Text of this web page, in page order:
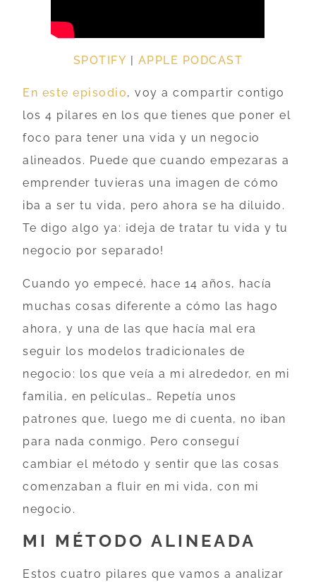
SPOTIFY | APPLE PODCAST
En este episodio, voy a compartir contigo
los 4 pilares en los que tienes que poner el
foco para tener una vida y un negocio
alineados. Puede que cuando empezaras a
emprender tuvieras una imagen de cómo
iba a ser tu vida, pero ahora se ha diluido.
Te digo algo ya: ¡deja de tratar tu vida y tu
negocio por separado!
Cuando yo empecé, hace 14 años, hacía
muchas cosas diferente a cómo las hago
ahora, y una de las que hacía mal era
seguir los modelos tradicionales de
negocio: los que veía a mi alrededor, en mi
familia, en películas… Repetía unos
patrones que, luego me di cuenta, no iban
para nada conmigo. Pero conseguí
cambiar el método y sentir que las cosas
comenzaban a fluir en mi vida, con mi
negocio.
MI MÉTODO ALINEADA
Estos cuatro pilares que vamos a analizar